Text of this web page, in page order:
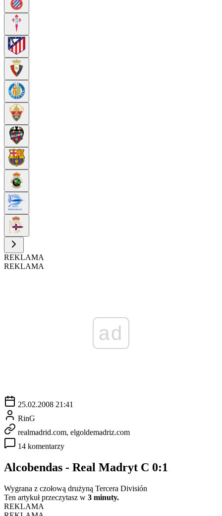
REKLAMA
REKLAMA
ad
25.02.2008 21:41
RinG
realmadrid.com, elgoldemadriz.com
14 komentarzy
Alcobendas - Real Madryt C 0:1
Wygrana z czołową drużyną Tercera División
Ten artykuł przeczytasz w 3 minuty.
REKLAMA